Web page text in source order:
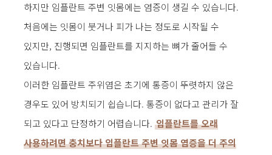
하지만 임플란트 주변 잇몸에는 염증이 생길 수 있습니다.
처음에는 잇몸이 붓거나 피가 나는 정도로 시작될 수
있지만, 진행되면 임플란트를 지지하는 뼈가 줄어들 수
있습니다.
이러한 임플란트 주위염은 초기에 통증이 뚜렷하지 않은
경우도 있어 방치되기 쉽습니다. 통증이 없다고 관리가 잘
되고 있다고 단정하기 어렵습니다. 임플란트를 오래
사용하려면 충치보다 임플란트 주변 잇몸 염증을 더 주의